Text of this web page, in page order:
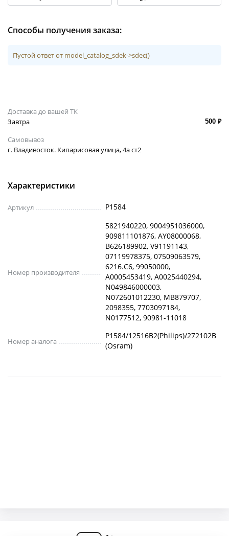
Способы получения заказа:
Пустой ответ от model_catalog_sdek->sdec()
Доставка до вашей ТК
Завтра
500 ₽
Самовывоз
г. Владивосток. Кипарисовая улица, 4а ст2
Характеристики
Артикул P1584
Номер производителя
5821940220, 9004951036000,
909811101876, AY08000068,
B626189902, V91191143,
07119978375, 07509063579,
6216.C6, 99050000,
A0005453419, A0025440294,
N049846000003,
N072601012230, MB879707,
2098355, 7703097184,
N0177512, 90981-11018
Номер аналога
P1584/12516B2(Philips)/272102B
(Osram)